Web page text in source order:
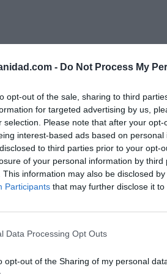
- Do Not Process My
opt-out of the sale, sharing to third
for targeted advertising by us,
selection. Please note that after your
interest-based ads based on
to third parties prior to your opt-
of your personal information by third
This information may also be disclosed
Participants that may further disclose it to
Data Processing Opt Outs
opt-out of the Sharing of my personal
newsletter y recibe cada dia
destacado de Hispanidad
legales